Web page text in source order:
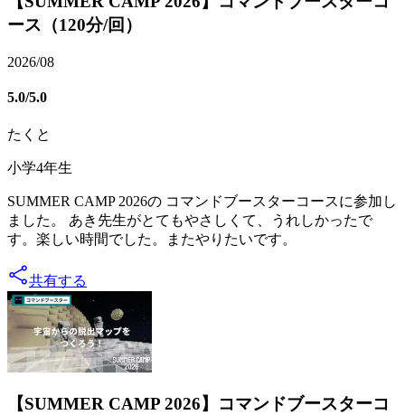
ース（120分/回）
2026/08
5.0/5.0
たくと
小学4年生
SUMMER CAMP 2026の コマンドブースターコースに参加し
ました。 あき先生がとてもやさしくて、うれしかったで
す。楽しい時間でした。またやりたいです。
共有する
【SUMMER CAMP 2026】コマンドブースターコ